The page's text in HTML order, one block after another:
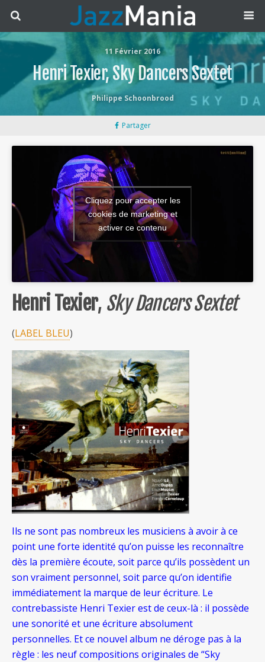
11 Février 2016
Henri Texier, Sky Dancers Sextet
Philippe Schoonbrood
Partager
Cliquez pour accepter les
cookies de marketing et
activer ce contenu
Henri Texier, Sky Dancers Sextet
(LABEL BLEU)
Ils ne sont pas nombreux les musiciens à avoir à ce
point une forte identité qu’on puisse les reconnaître
dès la première écoute, soit parce qu’ils possèdent un
son vraiment personnel, soit parce qu’on identifie
immédiatement la marque de leur écriture. Le
contrebassiste Henri Texier est de ceux-là : il possède
une sonorité et une écriture absolument
personnelles. Et ce nouvel album ne déroge pas à la
règle : les neuf compositions originales de “Sky